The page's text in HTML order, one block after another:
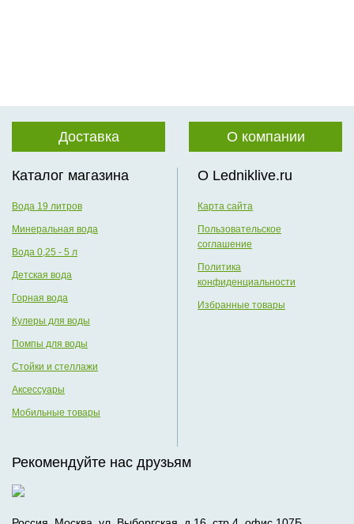
Доставка О компании
Каталог магазина
Вода 19 литров
Минеральная вода
Вода 0,25 - 5 л
Детская вода
Горная вода
Кулеры для воды
Помпы для воды
Стойки и стеллажи
Аксессуары
Мобильные товары
О Ledniklive.ru
Карта сайта
Пользовательское
соглашение
Политика
конфиденциальности
Избранные товары
Рекомендуйте нас друзьям